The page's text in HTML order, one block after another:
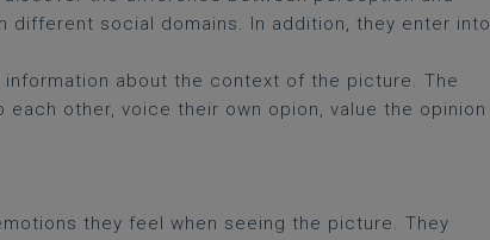
social domains. In addition, they enter into
about the context of the picture. The
other, voice their own opion, value the opinion
they feel when seeing the picture. They